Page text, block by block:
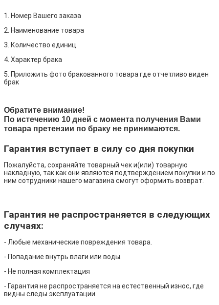
1. Номер Вашего заказа
2. Наименование товара
3. Количество единиц
4. Характер брака
5. Приложить фото бракованного товара где отчетливо виден
брак
Обратите внимание!
По истечению 10 дней с момента получения Вами
товара претензии по браку не принимаются.
Гарантия вступает в силу со дня покупки
Пожалуйста, сохраняйте товарный чек и(или) товарную
накладную, так как они являются подтверждением покупки и по
ним сотрудники нашего магазина смогут оформить возврат.
Гарантия не распространяется в следующих
случаях:
- Любые механические повреждения товара.
- Попадание внутрь влаги или воды.
- Не полная комплектация
- Гарантия не распространяется на естественный износ, где
видны следы эксплуатации.